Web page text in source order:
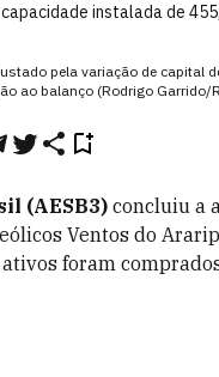
instalada de
pela variação de capital
ao balanço (Rodrigo Garrido/
(AESB3) concluiu a
Ventos do
ativos foram